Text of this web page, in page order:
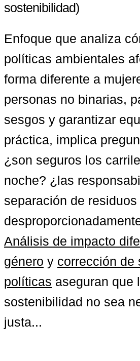
sostenibilidad)
Enfoque que analiza
políticas ambientales
forma diferente a
personas no binarias,
sesgos y garantizar
práctica, implica
¿son seguros los
noche? ¿las
separación de residuos
Análisis de impacto
género y corrección de
políticas aseguran que
sostenibilidad no sea
justa...